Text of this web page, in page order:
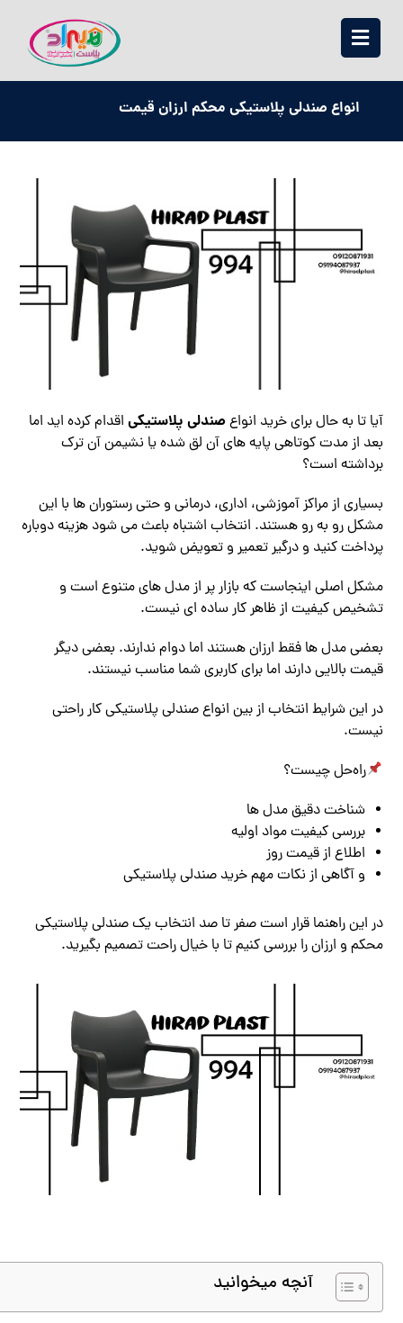
انواع صندلی پلاستیکی محکم ارزان قیمت
آیا تا به حال برای خرید انواع صندلی پلاستیکی اقدام کرده ‌اید اما
بعد از مدت کوتاهی پایه‌ های آن لق شده یا نشیمن آن ترک
برداشته است؟
بسیاری از مراکز آموزشی، اداری، درمانی و حتی رستوران‌ ها با این
مشکل رو به‌ رو هستند. انتخاب اشتباه باعث می‌ شود هزینه دوباره
پرداخت کنید و درگیر تعمیر و تعویض شوید.
مشکل اصلی اینجاست که بازار پر از مدل ‌های متنوع است و
تشخیص کیفیت از ظاهر کار ساده‌ ای نیست.
بعضی مدل ‌ها فقط ارزان هستند اما دوام ندارند. بعضی دیگر
قیمت بالایی دارند اما برای کاربری شما مناسب نیستند.
در این شرایط انتخاب از بین انواع صندلی پلاستیکی کار راحتی
نیست.
راه‌حل چیست؟
شناخت دقیق مدل‌ ها
بررسی کیفیت مواد اولیه
اطلاع از قیمت روز
و آگاهی از نکات مهم خرید صندلی پلاستیکی
در این راهنما قرار است صفر تا صد انتخاب یک صندلی پلاستیکی
محکم و ارزان را بررسی کنیم تا با خیال راحت تصمیم بگیرید.
آنچه میخوانید